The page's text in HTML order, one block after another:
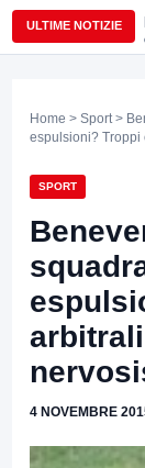
ULTIME NOTIZIE
Home > Sport >
espulsioni? Troppi
SPORT
4 NOVEMBRE